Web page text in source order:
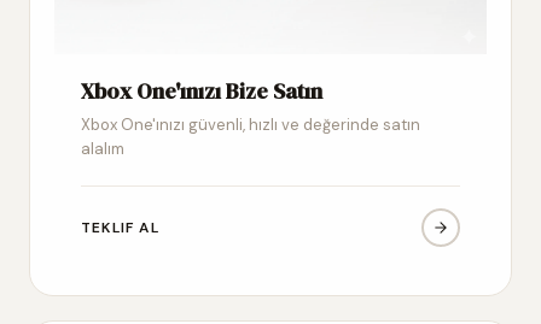
Xbox One'ınızı Bize Satın
Xbox One'ınızı güvenli, hızlı ve değerinde satın
alalım
TEKLIF AL